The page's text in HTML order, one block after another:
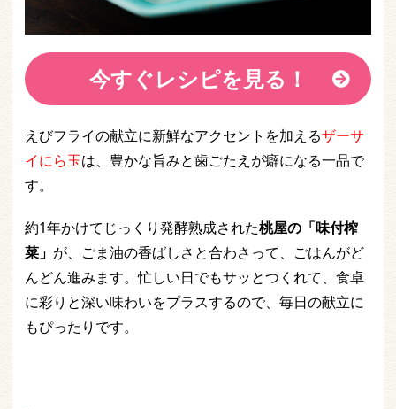
今すぐレシピを見る！
えびフライの献立に新鮮なアクセントを加えるザーサ
イにら玉は、豊かな旨みと歯ごたえが癖になる一品で
す。
約1年かけてじっくり発酵熟成された桃屋の「味付榨
菜」 が、ごま油の香ばしさと合わさって、ごはんがど
んどん進みます。忙しい日でもサッとつくれて、食卓
に彩りと深い味わいをプラスするので、毎日の献立に
もぴったりです。